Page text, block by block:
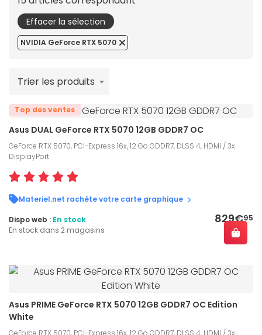
Effacer la sélection
NVIDIA GeForce RTX 5070
Trier les produits
Top des ventes
Asus DUAL GeForce RTX 5070 12GB GDDR7 OC
GeForce RTX 5070, PCI-Express 16x, 12 Go GDDR7, DLSS 4, HDMI / 3x
DisplayPort
Materiel.net rachète votre carte graphique
829€95
Dispo web : En stock
En stock dans 2 magasins
Asus PRIME GeForce RTX 5070 12GB GDDR7 OC Edition
White